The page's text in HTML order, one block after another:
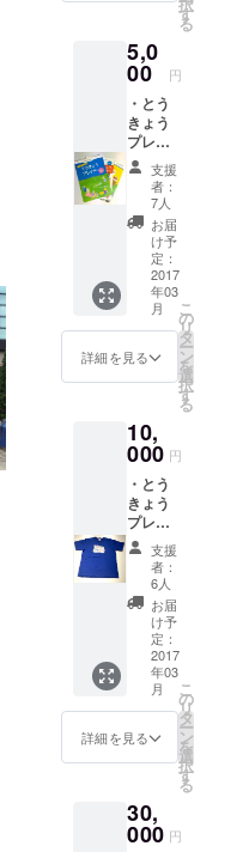
ティアで関
メンバーに
より構成さ
れていま
６×16
は、プ
レイ
デーの
解説の
ほか、
白梅学
園大学
学長・
汐見稔
幸先
生、
NPO法
人豊島
こども
WAKU
WAKU
ネット
林知絵
子さん
のメッ
セージ
付き
す
る
5,0
00 円
・とう
きょう
プレイ
デーミ
ニス
テッ
カー ・
とう
きょう
プレイ
デーガ
イド
ブック
５部 ・
2013〜
2015年
書セッ
ト （目
標額に
達成し
た場合
は2016
年の報
告書も
封入し
ます）
支援
者：
7人
お届
け予
定：
2017
年03
月
詳細を見る
こ
の
リ
タ
ー
ン
を
選
択
す
る
10,
000 円
・とう
きょう
プレイ
デーミ
ニス
テッ
カー ・
とう
きょう
プレイ
デーガ
イド
ブック
５部 ・
2013〜
2015年
書セッ
ト
（目標
支援
者：
6人
お届
け予
定：
2017
年03
月
詳細を見る
こ
の
リ
タ
ー
ン
を
選
択
す
る
30,
000 円